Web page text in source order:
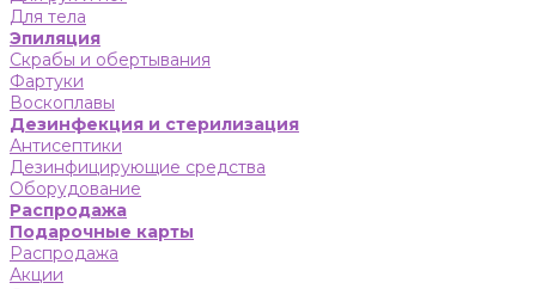
Для тела
Эпиляция
Скрабы и обертывания
Фартуки
Воскоплавы
Дезинфекция и стерилизация
Антисептики
Дезинфицирующие средства
Оборудование
Распродажа
Подарочные карты
Распродажа
Акции